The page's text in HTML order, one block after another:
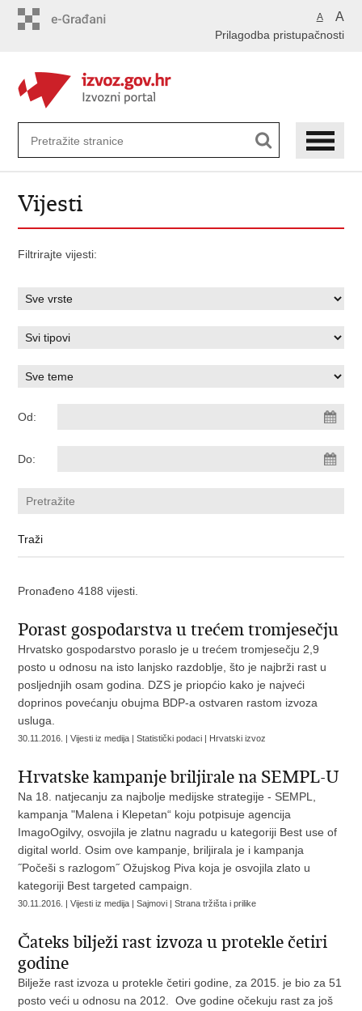
A A
Prilagodba pristupačnosti
Vijesti
Filtrirajte vijesti:
Od:
Do:
Pronađeno 4188 vijesti.
Porast gospodarstva u trećem tromjesečju
Hrvatsko gospodarstvo poraslo je u trećem tromjesečju 2,9
posto u odnosu na isto lanjsko razdoblje, što je najbrži rast u
posljednjih osam godina. DZS je priopćio kako je najveći
doprinos povećanju obujma BDP-a ostvaren rastom izvoza
usluga.
30.11.2016. | Vijesti iz medija | Statistički podaci | Hrvatski izvoz
Hrvatske kampanje briljirale na SEMPL-U
Na 18. natjecanju za najbolje medijske strategije - SEMPL,
kampanja "Malena i Klepetan“ koju potpisuje agencija
ImagoOgilvy, osvojila je zlatnu nagradu u kategoriji Best use of
digital world. Osim ove kampanje, briljirala je i kampanja
˝Počeši s razlogom˝ Ožujskog Piva koja je osvojila zlato u
kategoriji Best targeted campaign.
30.11.2016. | Vijesti iz medija | Sajmovi | Strana tržišta i prilike
Čateks bilježi rast izvoza u protekle četiri
godine
Bilježe rast izvoza u protekle četiri godine, za 2015. je bio za 51
posto veći u odnosu na 2012. Ove godine očekuju rast za još